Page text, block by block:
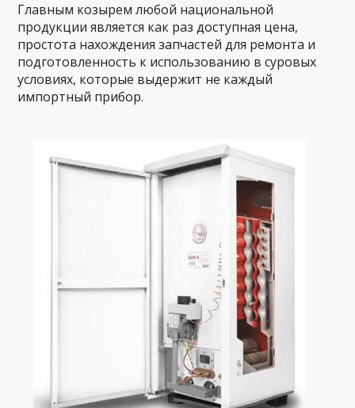
Главным козырем любой национальной
продукции является как раз доступная цена,
простота нахождения запчастей для ремонта и
подготовленность к использованию в суровых
условиях, которые выдержит не каждый
импортный прибор.